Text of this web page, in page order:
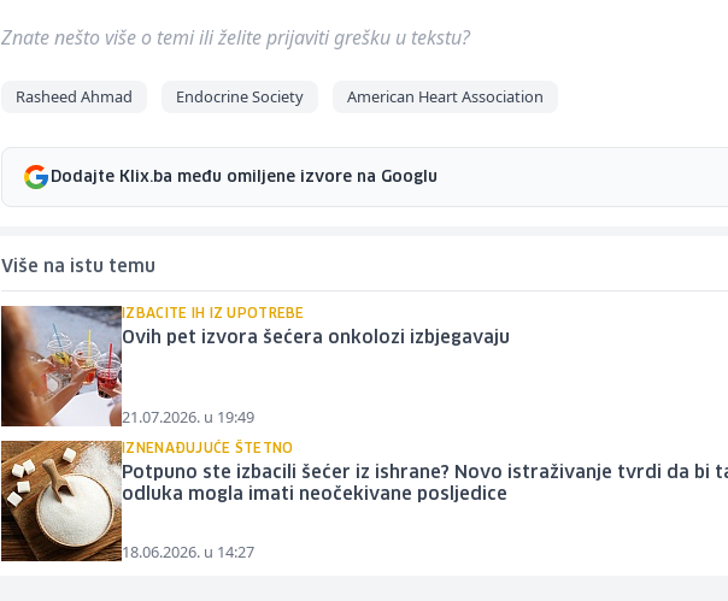
Znate nešto više o temi ili želite prijaviti grešku u tekstu?
Rasheed Ahmad Endocrine Society American Heart Association
Dodajte Klix.ba među omiljene izvore na Googlu
Više na istu temu
IZBACITE IH IZ UPOTREBE
Ovih pet izvora šećera onkolozi izbjegavaju
21.07.2026. u 19:49
IZNENAĐUJUĆE ŠTETNO
Potpuno ste izbacili šećer iz ishrane? Novo istraživanje tvrdi da bi
odluka mogla imati neočekivane posljedice
18.06.2026. u 14:27